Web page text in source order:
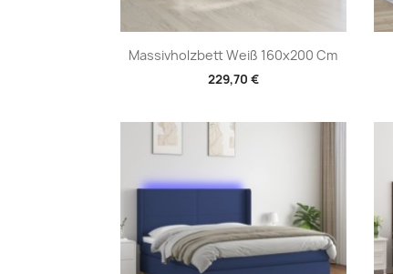
Massivholzbett Weiß 160x200 Cm
229,70 €
Vorschau